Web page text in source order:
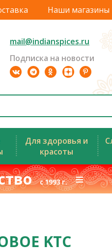
Наши магазины
mail@indianspices.ru
Подписка на новости
Для здоровья и
красоты
с 1993 г.≡
KTC